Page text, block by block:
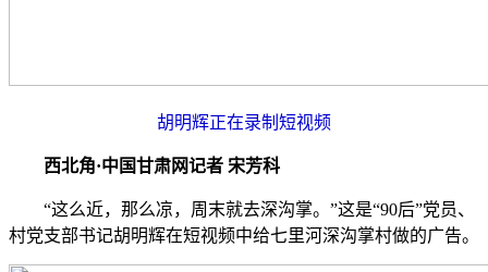
胡明辉正在录制短视频
西北角·中国甘肃网记者 宋芳科
“这么近，那么凉，周末就去深沟掌。”这是“90后”党员、
村党支部书记胡明辉在短视频中给七里河深沟掌村做的广告。